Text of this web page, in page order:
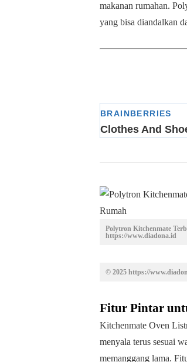
makanan rumahan.
yang bisa diandalkan
Polytron Kitchenmate
https://www.diadona.id
© 2025 https://
Fitur Pintar
Kitchenmate Oven
menyala terus sesuai
memanggang lama.